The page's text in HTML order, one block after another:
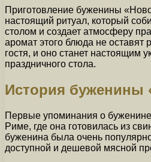
Приготовление буженины
настоящий ритуал, который
столом и создает атмосферу
аромат этого блюда не
гостя, и оно станет настоящим
праздничного стола.
История буженины
Первые упоминания о
Риме, где она готовилась из
буженина была очень
доступной и дешевой мясной